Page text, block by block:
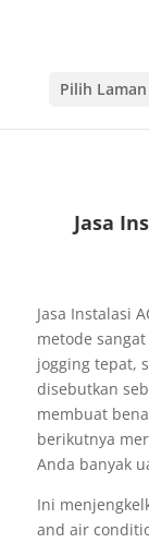
Pilih Laman
Jasa
Jasa Instalasi
metode
jogging tepat,
disebutkan
membuat
berikutnya
Anda banyak
Ini
and air